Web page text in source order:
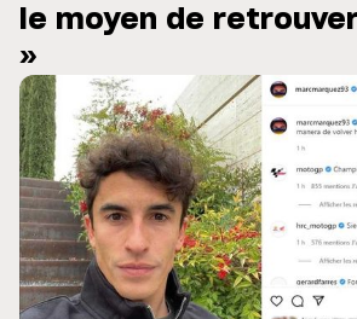
: Horaires et
du GP de Grande-
MOTO GP
le moyen de
»